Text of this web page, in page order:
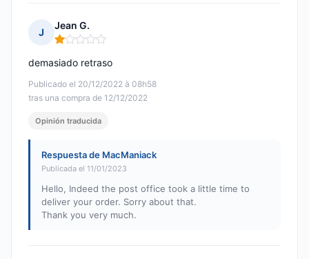
J
Jean G.
Nota: 1 de 5
Publicado el 20/12/2022 à 08h58
tras una compra de 12/12/2022
demasiado retraso
Opinión traducida
Respuesta de MacManiack
Publicada el 11/01/2023
Hello, Indeed the post office took a little time to
deliver your order. Sorry about that.
Thank you very much.